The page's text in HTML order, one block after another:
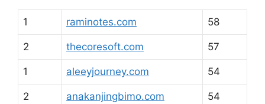
1 raminotes.com 58
2 thecoresoft.com 57
1 aleeyjourney.com 54
2 anakanjingbimo.com 54